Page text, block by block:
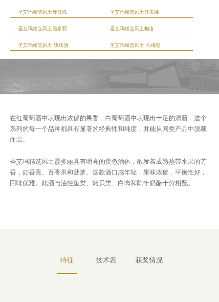
圣艾玛精选风土赤霞珠 圣艾玛精选风土佳美娜
圣艾玛精选风土霞多丽 圣艾玛精选风土梅洛
圣艾玛精选风土 玫瑰酒 圣艾玛精选风土 长相思
在红葡萄酒中表现出浓郁的果香，白葡萄酒中表现出十足的清新，这个
系列的每一个品种都具有显著的经典性和纯度，并能从同类产品中脱颖
而出。
圣艾玛精选风土霞多丽具有明亮的黄色酒体，散发着成熟热带水果的芳
香，如香蕉、百香果和菠萝。这款酒口感年轻，果味浓郁，平衡性好，
回味优雅。此酒与油性鱼类、烤贝类、白肉和陈年奶酪十分相配。
特征 技术表 获奖情况